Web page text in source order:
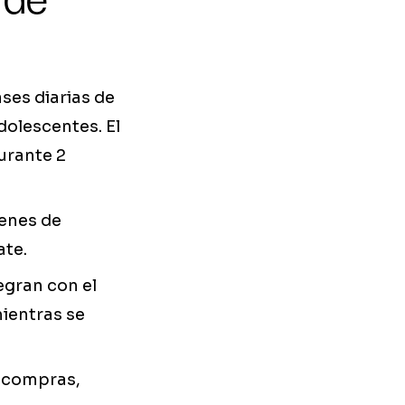
diarias de
El
2
de
con el
se